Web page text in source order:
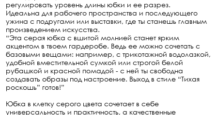
регулировать уровень длины юбки и ее разрез.
Идеальна для рабочего пространства и последующего
ужина с подругами или выставки, где ты станешь главным
произведением искусства.
“Эта серая юбка с вшитой молнией станет ярким
акцентом в твоем гардеробе. Ведь ее можно сочетать с
базовыми вещами: например, с трикотажной водолазкой,
удобной вместительной сумкой или строгой белой
рубашкой и красной помадой - с ней ты свободна
создавать образы под настроение. Выход в стиле “Тихая
роскошь” готов!”
Юбка в клетку серого цвета сочетает в себе
универсальность и практичность, а качественные